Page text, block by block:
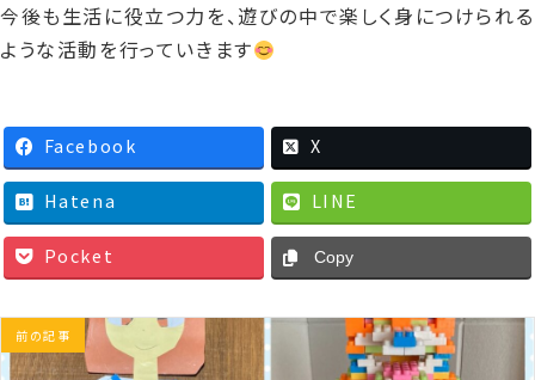
今後も生活に役立つ力を、遊びの中で楽しく身につけられる
ような活動を行っていきます
Facebook X
Hatena LINE
Pocket Copy
前の記事